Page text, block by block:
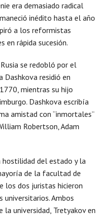
era demasiado radical
inédito hasta el año
a los reformistas
en rápida sucesión.
se redobló por el
Dashkova residió en
mientras su hijo
Dashkova escribía
amistad con “inmortales”
Robertson, Adam
hostilidad del estado y la
de la facultad de
los dos juristas hicieron
universitarios. Ambos
universidad, Tretyakov en